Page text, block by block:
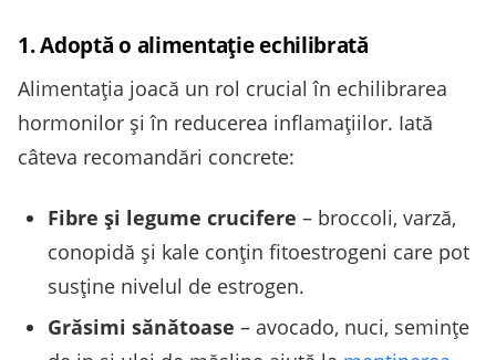
1. Adoptă o alimentație echilibrată
Alimentația joacă un rol crucial în echilibrarea
hormonilor și în reducerea inflamațiilor. Iată
câteva recomandări concrete:
Fibre și legume crucifere – broccoli, varză,
conopidă și kale conțin fitoestrogeni care pot
susține nivelul de estrogen.
Grăsimi sănătoase – avocado, nuci, semințe